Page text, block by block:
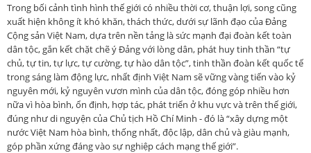
Trong bối cảnh tình hình thế giới có nhiều thời cơ, thuận lợi, song cũng
xuất hiện không ít khó khăn, thách thức, dưới sự lãnh đạo của Đảng
Cộng sản Việt Nam, dựa trên nền tảng là sức mạnh đại đoàn kết toàn
dân tộc, gắn kết chặt chẽ ý Đảng với lòng dân, phát huy tinh thần “tự
chủ, tự tin, tự lực, tự cường, tự hào dân tộc”, tinh thần đoàn kết quốc tế
trong sáng làm động lực, nhất định Việt Nam sẽ vững vàng tiến vào kỷ
nguyên mới, kỷ nguyên vươn mình của dân tộc, đóng góp nhiều hơn
nữa vì hòa bình, ổn định, hợp tác, phát triển ở khu vực và trên thế giới,
đúng như di nguyện của Chủ tịch Hồ Chí Minh - đó là “xây dựng một
nước Việt Nam hòa bình, thống nhất, độc lập, dân chủ và giàu mạnh,
góp phần xứng đáng vào sự nghiệp cách mạng thế giới”.